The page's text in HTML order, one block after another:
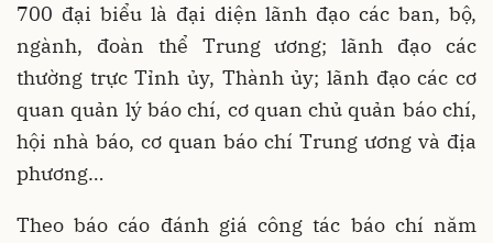
700 đại biểu là đại diện lãnh đạo các ban, bộ,
ngành, đoàn thể Trung ương; lãnh đạo các
thường trực Tỉnh ủy, Thành ủy; lãnh đạo các cơ
quan quản lý báo chí, cơ quan chủ quản báo chí,
hội nhà báo, cơ quan báo chí Trung ương và địa
phương…
Theo báo cáo đánh giá công tác báo chí năm